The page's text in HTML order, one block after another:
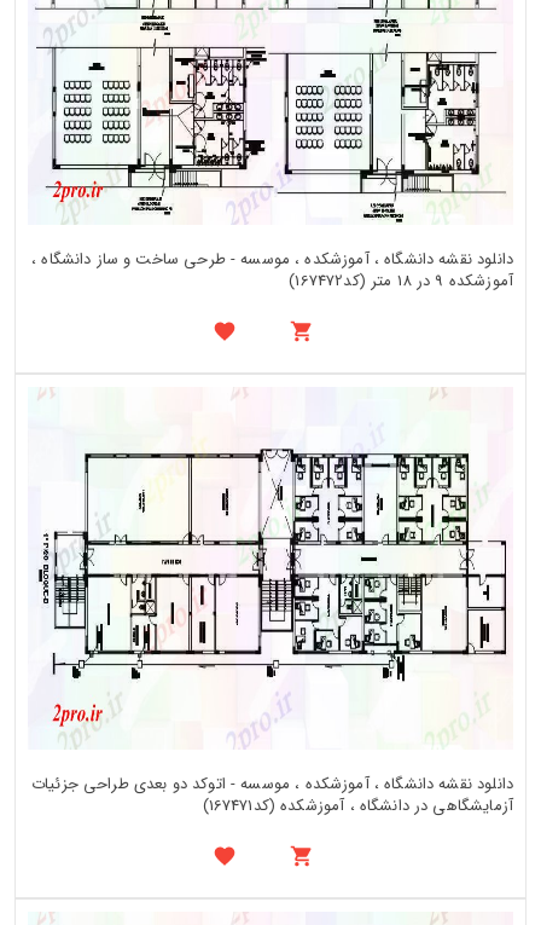
دانلود نقشه دانشگاه ، آموزشکده ، موسسه - طرحی ساخت و ساز دانشگاه ،
آموزشکده 9 در 18 متر (کد167472)
دانلود نقشه دانشگاه ، آموزشکده ، موسسه - اتوکد دو بعدی طراحی جزئیات
آزمایشگاهی در دانشگاه ، آموزشکده (کد167471)